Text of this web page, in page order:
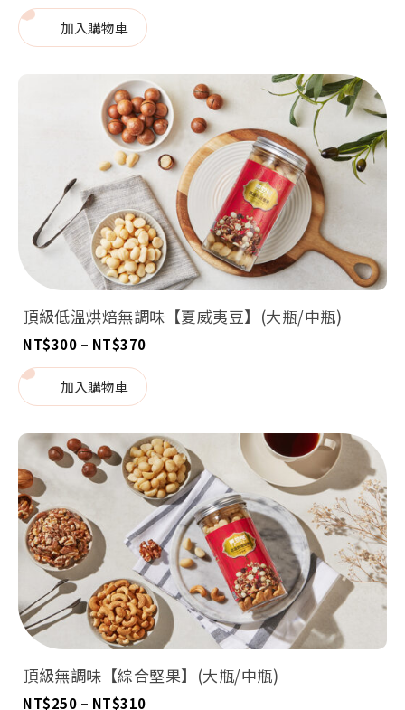
圍：
NT$135
加入購物車
頂級低溫烘焙無調味【夏威夷豆】(大瓶/中瓶)
NT$300 – NT$370價
圍：
NT$300
加入購物車
頂級無調味【綜合堅果】(大瓶/中瓶)
NT$250 – NT$310價